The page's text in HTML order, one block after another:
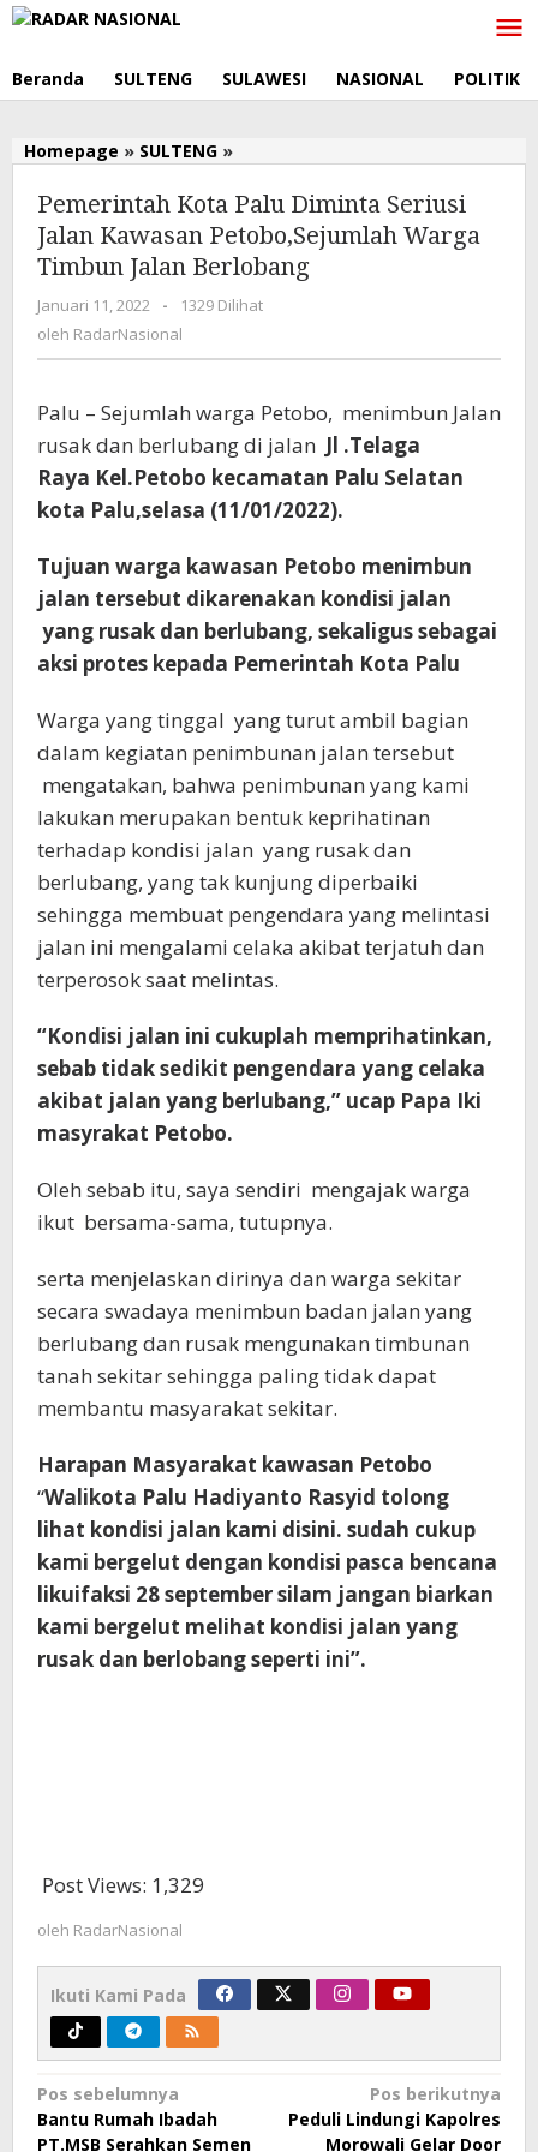
Lewati
Beranda SULTENG SULAWESI NASIONAL POLITIK
Homepage » SULTENG »
Palu
Diminta
Seriusi
Jalan
Kawasan
Warga
Jalan
Berlobang
Pemerintah Kota Palu Diminta Seriusi
Jalan Kawasan Petobo,Sejumlah Warga
Timbun Jalan Berlobang
Januari 11, 2022
oleh
RadarNasional
-
1329 Dilihat
oleh RadarNasional
Palu – Sejumlah warga Petobo, menimbun Jalan
rusak dan berlubang di jalan Jl .Telaga
Raya Kel.Petobo kecamatan Palu Selatan
kota Palu,selasa (11/01/2022).
Tujuan warga kawasan Petobo menimbun
jalan tersebut dikarenakan kondisi jalan
yang rusak dan berlubang, sekaligus sebagai
aksi protes kepada Pemerintah Kota Palu
Warga yang tinggal yang turut ambil bagian
dalam kegiatan penimbunan jalan tersebut
mengatakan, bahwa penimbunan yang kami
lakukan merupakan bentuk keprihatinan
terhadap kondisi jalan yang rusak dan
berlubang, yang tak kunjung diperbaiki
sehingga membuat pengendara yang melintasi
jalan ini mengalami celaka akibat terjatuh dan
terperosok saat melintas.
“Kondisi jalan ini cukuplah memprihatinkan,
sebab tidak sedikit pengendara yang celaka
akibat jalan yang berlubang,” ucap Papa Iki
masyrakat Petobo.
Oleh sebab itu, saya sendiri mengajak warga
ikut bersama-sama, tutupnya.
serta menjelaskan dirinya dan warga sekitar
secara swadaya menimbun badan jalan yang
berlubang dan rusak mengunakan timbunan
tanah sekitar sehingga paling tidak dapat
membantu masyarakat sekitar.
Harapan Masyarakat kawasan Petobo
“Walikota Palu Hadiyanto Rasyid tolong
lihat kondisi jalan kami disini. sudah cukup
kami bergelut dengan kondisi pasca bencana
likuifaksi 28 september silam jangan biarkan
kami bergelut melihat kondisi jalan yang
rusak dan berlobang seperti ini”.
Post Views: 1,329
oleh RadarNasional
Ikuti Kami Pada
Navigasi
pos
Pos sebelumnya
Bantu Rumah Ibadah
PT.MSB Serahkan Semen
Pos berikutnya
Peduli Lindungi Kapolres
Morowali Gelar Door